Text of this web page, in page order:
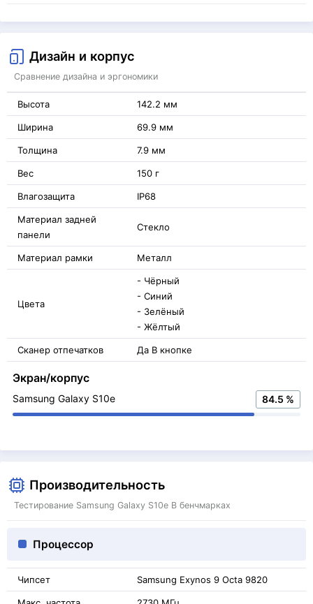
Дизайн и корпус
Сравнение дизайна и эргономики
Высота 142.2 мм
Ширина 69.9 мм
Толщина 7.9 мм
Вес 150 г
Влагозащита IP68
Материал задней
панели
Стекло
Материал рамки Металл
Цвета
- Чёрный
- Синий
- Зелёный
- Жёлтый
Сканер отпечатков Да В кнопке
Экран/корпус
Samsung Galaxy S10e 84.5 %
Производительность
Тестирование Samsung Galaxy S10e В бенчмарках
Процессор
Чипсет Samsung Exynos 9 Octa 9820